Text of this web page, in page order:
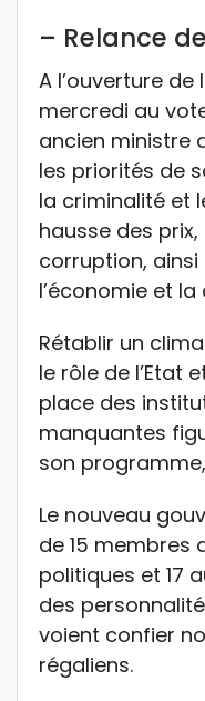
– Relance
A l’ouverture
mercredi au
ancien ministre
les priorités de
la criminalité et
hausse des
corruption,
l’économie et
Rétablir un
le rôle de l’Etat
place des
manquantes
son
Le nouveau
de 15 membres
politiques et 17
des
voient confier
régaliens.